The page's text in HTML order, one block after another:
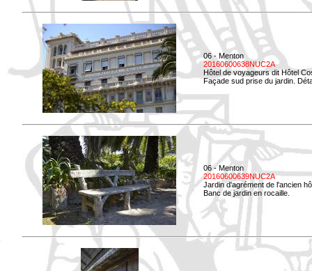
06 - Menton
20160600638NUC2A
Hôtel de voyageurs dit Hôtel
Façade sud prise du jardin.
06 - Menton
20160600639NUC2A
Jardin d'agrément de l'ancien
Banc de jardin en rocaille.